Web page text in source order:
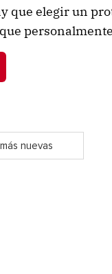
que elegir un
nuevas